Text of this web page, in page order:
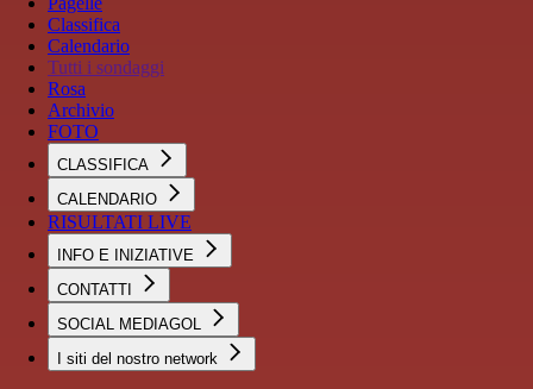
Classifica
Calendario
Tutti i sondaggi
Rosa
Archivio
FOTO
CLASSIFICA
CALENDARIO
RISULTATI LIVE
INFO E INIZIATIVE
CONTATTI
SOCIAL MEDIAGOL
I siti del nostro network